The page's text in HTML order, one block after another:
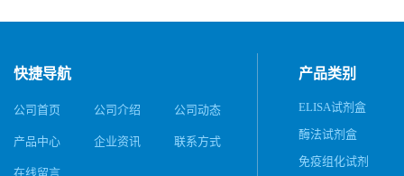
快捷导航
公司首页 公司介绍 公司动态
产品中心 企业资讯 联系方式
在线留言
产品类别
ELISA试剂盒
酶法试剂盒
免疫组化试剂